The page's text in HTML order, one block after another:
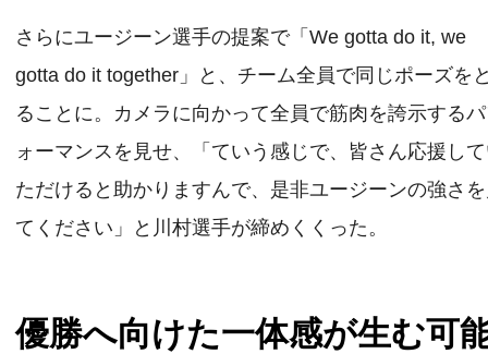
さらにユージーン選手の提案で「We gotta do it, we
gotta do it together」と、チーム全員で同じポーズを
ることに。カメラに向かって全員で筋肉を誇示する
ォーマンスを見せ、「ていう感じで、皆さん応援し
ただけると助かりますんで、是非ユージーンの強さ
てください」と川村選手が締めくくった。
優勝へ向けた一体感が生む可